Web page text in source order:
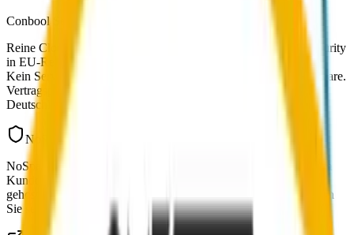
Conbool SecureMail
Reine Cloud-Lösung. Conbool betreibt die gesamte E-Mail-Security
in EU-Rechenzentren auf ISO-27001-zertifizierter Infrastruktur.
Kein Server-Setup beim Kunden, keine Appliance, keine Hardware.
Vertragspartner und Datenverarbeiter ist die Conbool GmbH in
Deutschland.
NoSpamProxy
NoSpamProxy wird typischerweise als On-Premise-Lösung beim
Kunden installiert. Daneben bietet Net at Work auch Cloud- bzw.
gehostete Optionen an. Welche Variante für Sie passt, entscheiden
Sie selbst.